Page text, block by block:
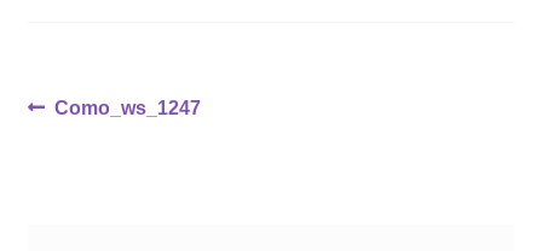
Inläggsnavigering
Föregående
Como_ws_1247